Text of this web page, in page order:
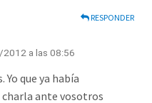
RESPONDER
2012 a las 08:56
que ya había
ante vosotros